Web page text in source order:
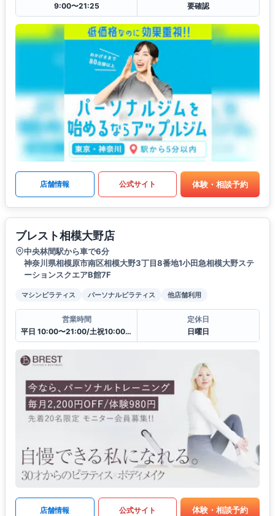
9:00〜21:25
要確認
店舗情報 公式サイト 体験・相談予約
ブレスト相模大野店
中央林間駅から車で6分
神奈川県相模原市南区相模大野3丁目8番地1小田急相模大野ステ
ーションスクエアB館7F
マシンピラティス パーソナルピラティス 他店舗利用
営業時間
平日 10:00〜21:00/土祝10:00〜19:30
定休日
日曜日
店舗情報 公式サイト 体験・相談予約